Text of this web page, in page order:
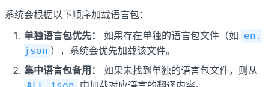
系统会根据以下顺序加载语言包：
单独语言包优先：
如果存在单独的语言包文件（如 en.
json ），系统会优先加载该文件。
集中语言包备用：
如果未找到单独的语言包文件，则从